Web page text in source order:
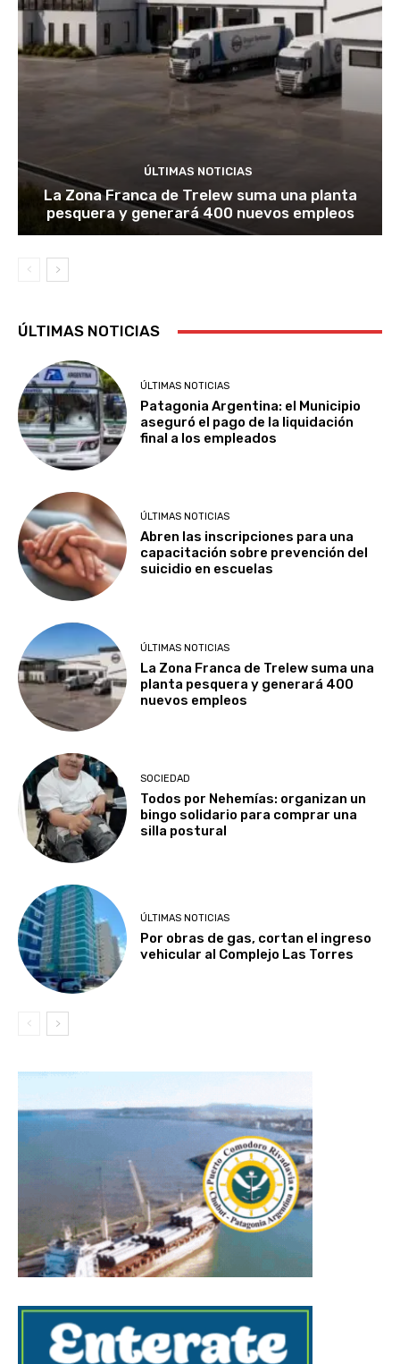
ÚLTIMAS NOTICIAS
La Zona Franca de Trelew suma una planta
pesquera y generará 400 nuevos empleos
ÚLTIMAS NOTICIAS
ÚLTIMAS NOTICIAS
Patagonia Argentina: el Municipio
aseguró el pago de la liquidación
final a los empleados
ÚLTIMAS NOTICIAS
Abren las inscripciones para una
capacitación sobre prevención del
suicidio en escuelas
ÚLTIMAS NOTICIAS
La Zona Franca de Trelew suma una
planta pesquera y generará 400
nuevos empleos
SOCIEDAD
Todos por Nehemías: organizan un
bingo solidario para comprar una
silla postural
ÚLTIMAS NOTICIAS
Por obras de gas, cortan el ingreso
vehicular al Complejo Las Torres